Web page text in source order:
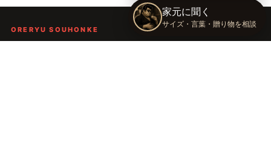
ORERYU SOUHONKE